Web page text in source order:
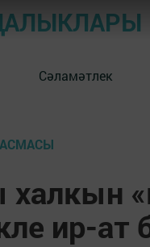
Сәламәтлек
халкын
ир-ат